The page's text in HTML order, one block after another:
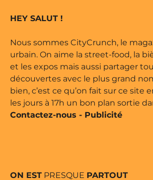
édité par Buena Onda
HEY SALUT !
Nous sommes CityCrunch, le
urbain. On aime la street-food, la
et les expos mais aussi partager
découvertes avec le plus grand
bien, c’est ce qu’on fait sur ce site
les jours à 17h un bon plan sortie
Contactez-nous - Publicité
ON EST PRESQUE PARTOUT